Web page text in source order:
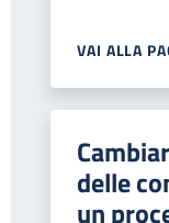
VAI ALLA
delle
un